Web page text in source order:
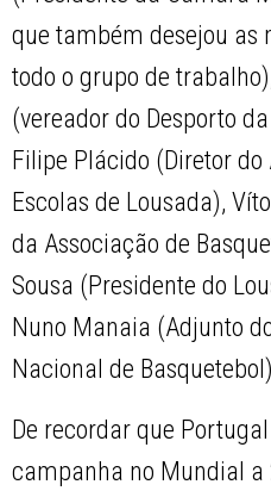
que também desejou as
todo o grupo de
(vereador do Desporto
Filipe Plácido (Diretor
Escolas de Lousada),
da Associação de
Sousa (Presidente do
Nuno Manaia (Adjunto
Nacional de
De recordar que
campanha no Mundial a